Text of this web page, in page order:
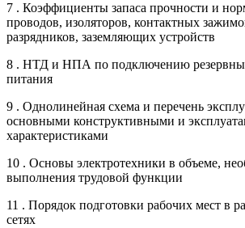
7 . Коэффициенты запаса прочности и
проводов, изоляторов, контактных
разрядников, заземляющих устройств
8 . НТД и НПА по подключению
питания
9 . Однолинейная схема и перечень
основными конструктивными и
характеристиками
10 . Основы электротехники в объеме,
выполнения трудовой функции
11 . Порядок подготовки рабочих мест в
сетях